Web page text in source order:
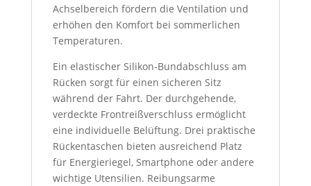
Achselbereich fördern die Ventilation und
erhöhen den Komfort bei sommerlichen
Temperaturen.
Ein elastischer Silikon-Bundabschluss am
Rücken sorgt für einen sicheren Sitz
während der Fahrt. Der durchgehende,
verdeckte Frontreißverschluss ermöglicht
eine individuelle Belüftung. Drei praktische
Rückentaschen bieten ausreichend Platz
für Energieriegel, Smartphone oder andere
wichtige Utensilien. Reibungsarme